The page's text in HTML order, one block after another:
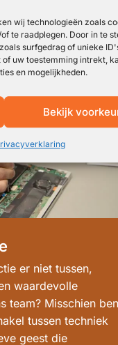
wij technologieën zoals
te raadplegen. Door in te
surfgedrag of unieke
uw toestemming intrekt,
en mogelijkheden.
Bekijk
er niet tussen,
waardevolle
team? Misschien ben
tussen techniek
geest die